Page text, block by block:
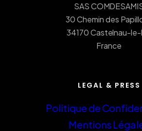
SAS
30 Chemin des
34170 Castelnau-
France
LEGAL & PRESS
Politique de
Mentions